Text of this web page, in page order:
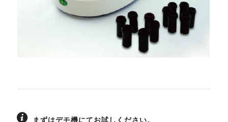
まずはデモ機にてお試しください。